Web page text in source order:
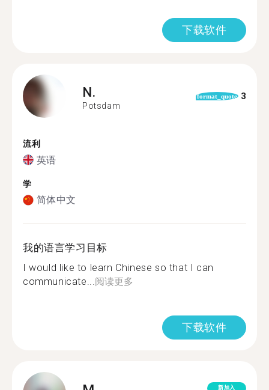
下载软件
N.
Potsdam
format_quote 3
流利
英语
学
简体中文
我的语言学习目标
I would like to learn Chinese so that I can
communicate...阅读更多
下载软件
新加入